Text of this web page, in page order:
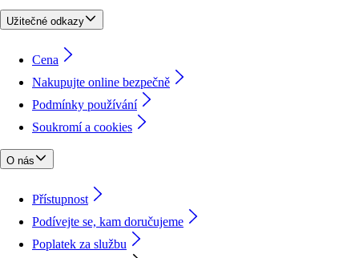
Užitečné odkazy
Cena
Nakupujte online bezpečně
Podmínky používání
Soukromí a cookies
O nás
Přístupnost
Podívejte se, kam doručujeme
Poplatek za službu